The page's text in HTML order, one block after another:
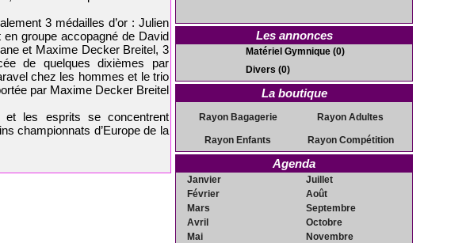
3 médailles d’or : Julien
groupe accopagné de David
et Maxime Decker Breitel, 3
de quelques dixièmes par
chez les hommes et le trio
par Maxime Decker Breitel
et les esprits se concentrent
championnats d’Europe de la
Les annonces
Matériel Gymnique (0)
Divers (0)
La boutique
Rayon Bagagerie Rayon Adultes
Rayon Enfants Rayon Compétition
Agenda
Janvier
Février
Mars
Avril
Mai
Juillet
Août
Septembre
Octobre
Novembre